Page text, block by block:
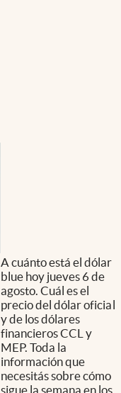
A cuánto está el dólar
blue hoy jueves 6 de
agosto. Cuál es el
precio del dólar oficial
y de los dólares
financieros CCL y
MEP. Toda la
información que
necesitás sobre cómo
sigue la semana en los